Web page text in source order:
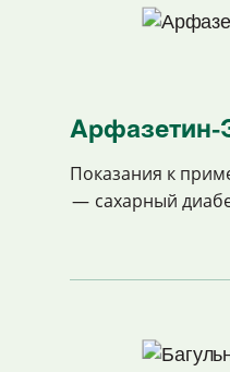
Арфазетин-
Показания к
сахарный